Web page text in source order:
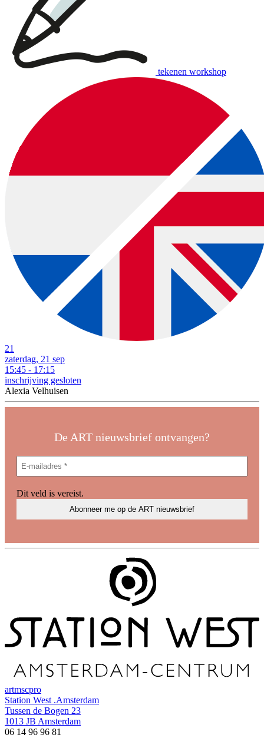
download:
tekenen workshop
21
zaterdag, 21 sep
15:45 - 17:15
inschrijving gesloten
Alexia Velhuisen
De ART nieuwsbrief ontvangen?
Dit veld is vereist.
artmscpro
Station West .Amsterdam
Tussen de Bogen 23
1013 JB Amsterdam
06 14 96 96 81